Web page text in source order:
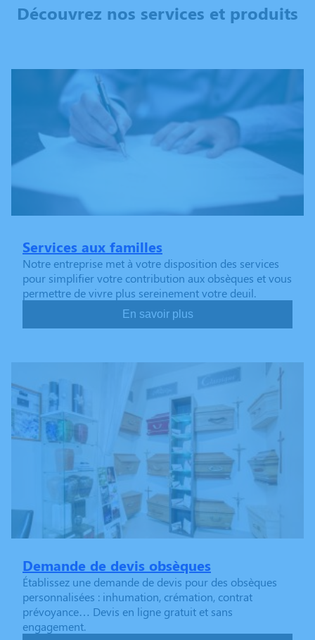
Découvrez nos services et produits
Services aux familles
Notre entreprise met à votre disposition des services
pour simplifier votre contribution aux obsèques et vous
permettre de vivre plus sereinement votre deuil.
En savoir plus
Demande de devis obsèques
Établissez une demande de devis pour des obsèques
personnalisées : inhumation, crémation, contrat
prévoyance… Devis en ligne gratuit et sans
engagement.